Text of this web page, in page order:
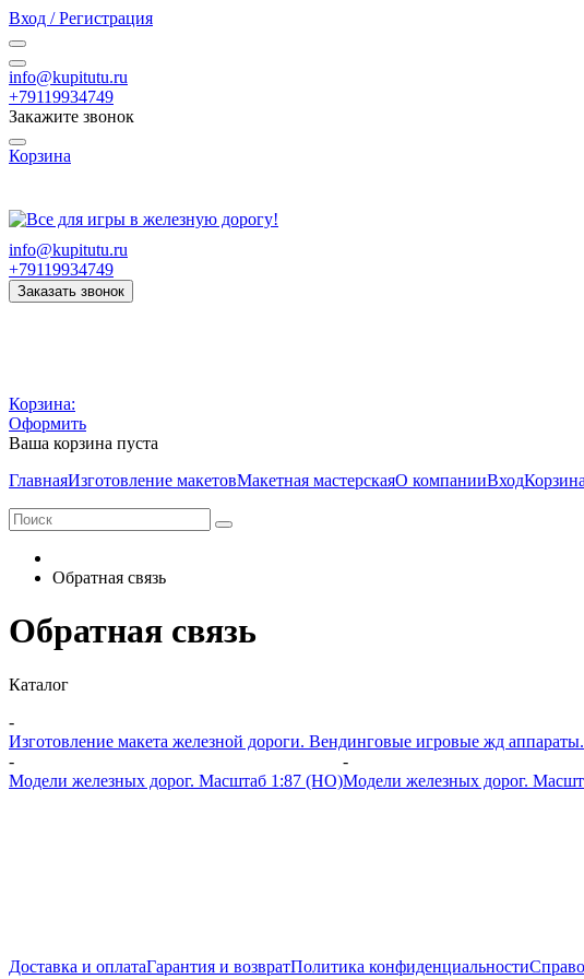
Вход / Регистрация
info@kupitutu.ru
+79119934749
Закажите звонок
Корзина
info@kupitutu.ru
+79119934749
Заказать звонок
Корзина:
Оформить
Ваша корзина пуста
ГлавнаяИзготовление макетовМакетная мастерскаяО компанииВходКорзина
Обратная связь
Обратная связь
Каталог
-
Изготовление макета железной дороги. Вендинговые игровые жд
-
Модели железных дорог. Масштаб 1:87 (HO)
-
Модели железных дорог.
Доставка и оплатаГарантия и возвратПолитика конфиденциальности